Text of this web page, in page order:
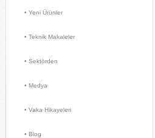
• Yeni Ürünler
• Teknik Makaleler
• Sektörden
• Medya
• Vaka Hikayeleri
• Blog